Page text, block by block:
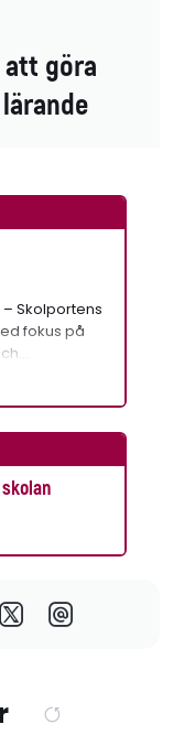
göra
Skolportens
fokus på